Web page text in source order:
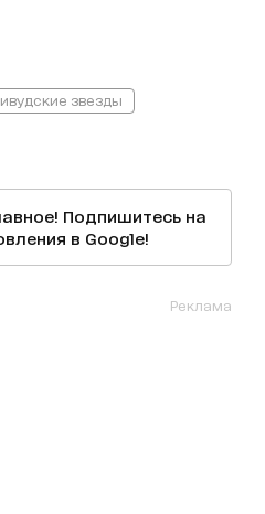
звезды
Подпишитесь на
в Google!
Реклама